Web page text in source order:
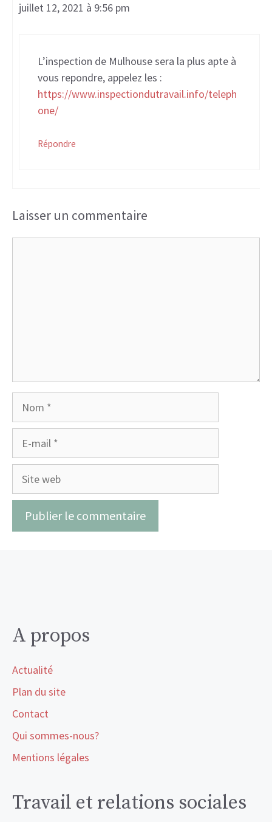
juillet 12, 2021 à 9:56 pm
L’inspection de Mulhouse sera la plus apte à
vous repondre, appelez les :
https://www.inspectiondutravail.info/teleph
one/
Répondre
Laisser un commentaire
Site
A propos
Actualité
Plan du site
Contact
Qui sommes-nous?
Mentions légales
Travail et relations sociales